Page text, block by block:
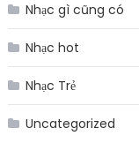
Nhạc gì cũng có
Nhạc hot
Nhạc Trẻ
Uncategorized